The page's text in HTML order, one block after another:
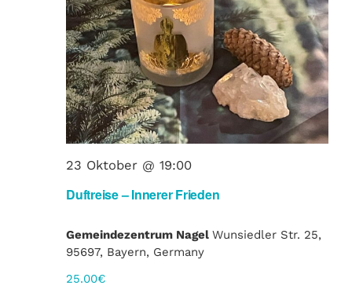
Duftreise – Innerer Frieden
23 Oktober @ 19:00
Gemeindezentrum Nagel Wunsiedler Str. 25,
95697, Bayern, Germany
25.00€